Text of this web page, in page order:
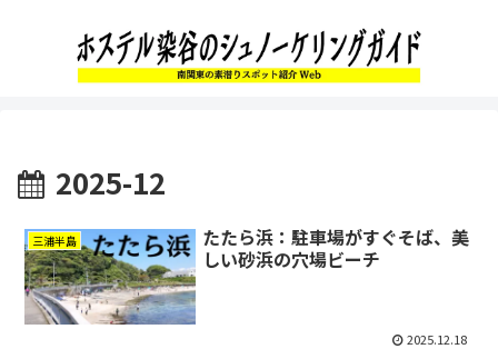
2025-12
三浦半島
たたら浜：駐車場がすぐそば、美
しい砂浜の穴場ビーチ
2025.12.18